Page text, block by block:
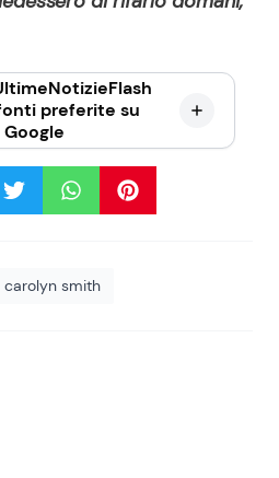
preferite su
Google
carolyn smith